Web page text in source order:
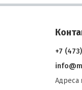
+7
Адреса